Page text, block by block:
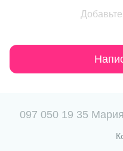
097 050 19 35 Мария